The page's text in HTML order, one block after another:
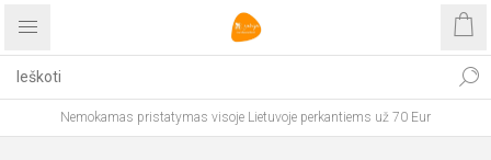
Nemokamas pristatymas visoje Lietuvoje perkantiems už 70 Eur